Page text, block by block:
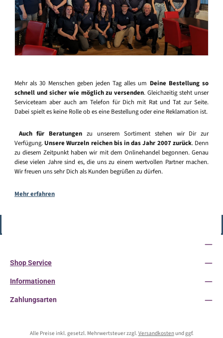
Mehr als 30 Menschen geben jeden Tag alles um Deine Bestellung so
schnell und sicher wie möglich zu versenden. Gleichzeitig steht unser
Serviceteam aber auch am Telefon für Dich mit Rat und Tat zur Seite.
Dabei spielt es keine Rolle ob es eine Bestellung oder eine Reklamation ist.
Auch für Beratungen zu unserem Sortiment stehen wir Dir zur
Verfügung. Unsere Wurzeln reichen bis in das Jahr 2007 zurück. Denn
zu diesem Zeitpunkt haben wir mit dem Onlinehandel begonnen. Genau
diese vielen Jahre sind es, die uns zu einem wertvollen Partner machen.
Wir freuen uns sehr Dich als Kunden begrüßen zu dürfen.
Mehr erfahren
Shop Service
Informationen
Zahlungsarten
Alle Preise inkl. gesetzl. Mehrwertsteuer zzgl. Versandkostenund ggf.